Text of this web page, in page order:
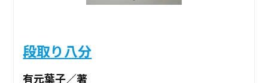
段取り八分
有元葉子／著